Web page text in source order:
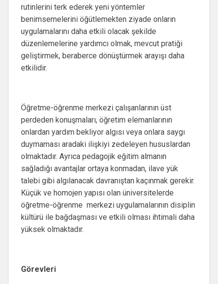
rutinlerini terk ederek yeni yöntemler
benimsemelerini öğütlemekten ziyade onların
uygulamalarını daha etkili olacak şekilde
düzenlemelerine yardımcı olmak, mevcut pratiği
geliştirmek, beraberce dönüştürmek arayışı daha
etkilidir.
Öğretme-öğrenme merkezi çalışanlarının üst
perdeden konuşmaları, öğretim elemanlarının
onlardan yardım bekliyor algısı veya onlara saygı
duymaması aradaki ilişkiyi zedeleyen hususlardan
olmaktadır. Ayrıca pedagojik eğitim almanın
sağladığı avantajlar ortaya konmadan, ilave yük
talebi gibi algılanacak davranıştan kaçınmak gerekir.
Küçük ve homojen yapısı olan üniversitelerde
öğretme-öğrenme merkezi uygulamalarının disiplin
kültürü ile bağdaşması ve etkili olması ihtimali daha
yüksek olmaktadır.
Görevleri